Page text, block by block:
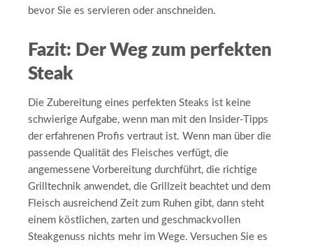
bevor Sie es servieren oder anschneiden.
Fazit: Der Weg zum perfekten
Steak
Die Zubereitung eines perfekten Steaks ist keine
schwierige Aufgabe, wenn man mit den Insider-Tipps
der erfahrenen Profis vertraut ist. Wenn man über die
passende Qualität des Fleisches verfügt, die
angemessene Vorbereitung durchführt, die richtige
Grilltechnik anwendet, die Grillzeit beachtet und dem
Fleisch ausreichend Zeit zum Ruhen gibt, dann steht
einem köstlichen, zarten und geschmackvollen
Steakgenuss nichts mehr im Wege. Versuchen Sie es